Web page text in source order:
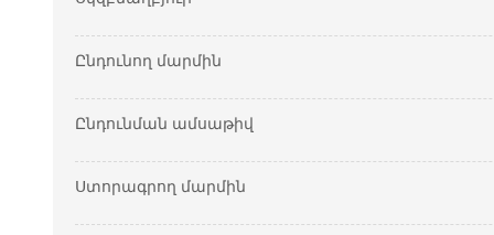
Ընդունող մարմին
Ընդունման ամսաթիվ
Ստորագրող մարմին